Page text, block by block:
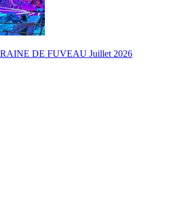
DE FUVEAU Juillet 2026